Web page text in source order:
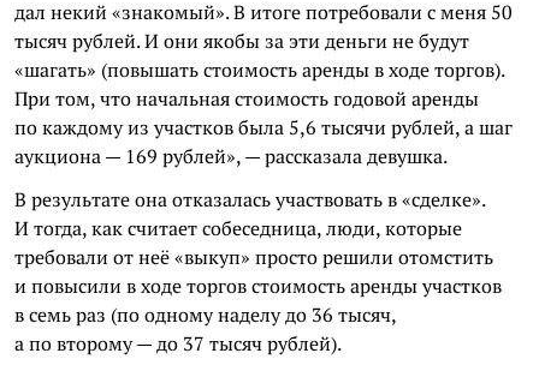
дал некий «знакомый». В итоге потребовали с меня 50
тысяч рублей. И они якобы за эти деньги не будут
«шагать» (повышать стоимость аренды в ходе торгов).
При том, что начальная стоимость годовой аренды
по каждому из участков была 5,6 тысячи рублей, а шаг
аукциона — 169 рублей», — рассказала девушка.
В результате она отказалась участвовать в «сделке».
И тогда, как считает собеседница, люди, которые
требовали от неё «выкуп» просто решили отомстить
и повысили в ходе торгов стоимость аренды участков
в семь раз (по одному наделу до 36 тысяч,
а по второму — до 37 тысяч рублей).